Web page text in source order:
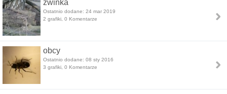
zwinka
Ostatnio dodane: 24 mar 2019
2 grafiki, 0 Komentarze
obcy
Ostatnio dodane: 08 sty 2016
3 grafiki, 0 Komentarze